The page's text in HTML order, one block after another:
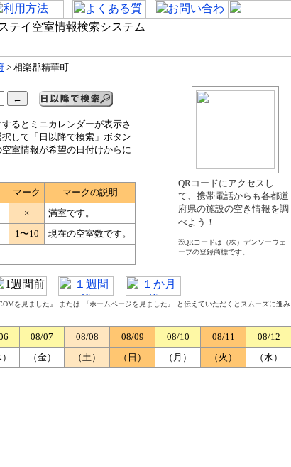
> 相楽郡精華町
るとミニカレンダーが表示さ
して「日以降で検索」ボタン
室情報が希望の日付けからに
マーク
マークの説明
×
満室です。
1〜10
現在の空室数です。
QRコードにアクセスし
て、携帯電話からも各都道
府県の施設の空き情報を調
べよう！
※QRコードは（株）デンソーウェ
ーブの登録商標です。
を見ました』 または 『ホームページを見ました』 と伝えていただくとスムーズに進み
08/07 08/08 08/09 08/10 08/11
08/12
（金） （土） （日） （月） （火） （水）